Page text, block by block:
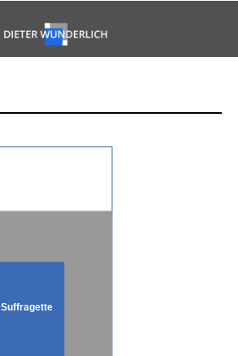
Suffragette